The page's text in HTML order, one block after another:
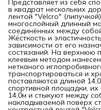
Представляет из себя
в квадрат нескольких
лентой "Velcro"
многослойный длинный
соединённых между
Жёсткость и
зависимости от его
состязаний. На верхнюю
клеевым методом
нетканого
транспортироваться и
поставляются длиной
спортивной площадки,
14,0м и стыкуют между
накладываемой поверх